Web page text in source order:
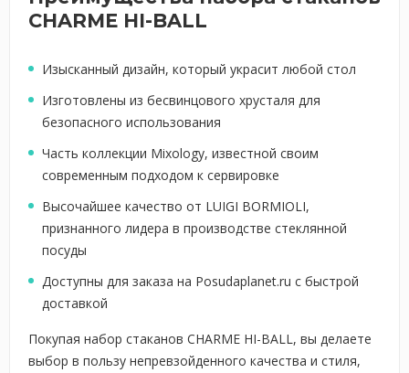
CHARME HI-BALL
Изысканный дизайн, который украсит любой стол
Изготовлены из бесвинцового хрусталя для
безопасного использования
Часть коллекции Mixology, известной своим
современным подходом к сервировке
Высочайшее качество от LUIGI BORMIOLI,
признанного лидера в производстве стеклянной
посуды
Доступны для заказа на Posudaplanet.ru с быстрой
доставкой
Покупая набор стаканов CHARME HI-BALL, вы делаете
выбор в пользу непревзойденного качества и стиля,